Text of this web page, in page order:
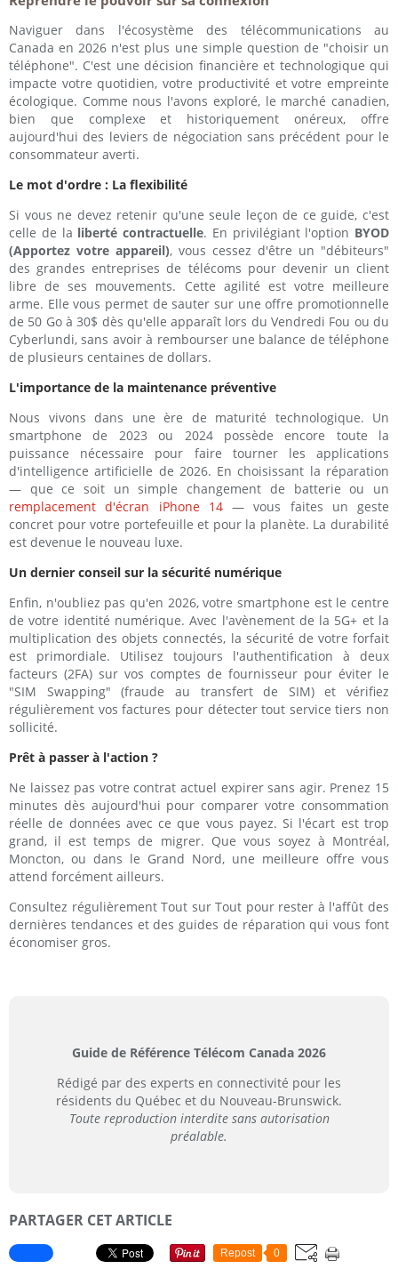
Naviguer dans l'écosystème des télécommunications au
Canada en 2026 n'est plus une simple question de "choisir un
téléphone". C'est une décision financière et technologique qui
impacte votre quotidien, votre productivité et votre empreinte
écologique. Comme nous l'avons exploré, le marché canadien,
bien que complexe et historiquement onéreux, offre
aujourd'hui des leviers de négociation sans précédent pour le
consommateur averti.
Le mot d'ordre : La flexibilité
Si vous ne devez retenir qu'une seule leçon de ce guide, c'est
celle de la liberté contractuelle. En privilégiant l'option BYOD
(Apportez votre appareil), vous cessez d'être un "débiteurs"
des grandes entreprises de télécoms pour devenir un client
libre de ses mouvements. Cette agilité est votre meilleure
arme. Elle vous permet de sauter sur une offre promotionnelle
de 50 Go à 30$ dès qu'elle apparaît lors du Vendredi Fou ou du
Cyberlundi, sans avoir à rembourser une balance de téléphone
de plusieurs centaines de dollars.
L'importance de la maintenance préventive
Nous vivons dans une ère de maturité technologique. Un
smartphone de 2023 ou 2024 possède encore toute la
puissance nécessaire pour faire tourner les applications
d'intelligence artificielle de 2026. En choisissant la réparation
— que ce soit un simple changement de batterie ou un
remplacement d'écran iPhone 14— vous faites un geste
concret pour votre portefeuille et pour la planète. La durabilité
est devenue le nouveau luxe.
Un dernier conseil sur la sécurité numérique
Enfin, n'oubliez pas qu'en 2026, votre smartphone est le centre
de votre identité numérique. Avec l'avènement de la 5G+ et la
multiplication des objets connectés, la sécurité de votre forfait
est primordiale. Utilisez toujours l'authentification à deux
facteurs (2FA) sur vos comptes de fournisseur pour éviter le
"SIM Swapping" (fraude au transfert de SIM) et vérifiez
régulièrement vos factures pour détecter tout service tiers non
sollicité.
Prêt à passer à l'action ?
Ne laissez pas votre contrat actuel expirer sans agir. Prenez 15
minutes dès aujourd'hui pour comparer votre consommation
réelle de données avec ce que vous payez. Si l'écart est trop
grand, il est temps de migrer. Que vous soyez à Montréal,
Moncton, ou dans le Grand Nord, une meilleure offre vous
attend forcément ailleurs.
Consultez régulièrement Tout sur Tout pour rester à l'affût des
dernières tendances et des guides de réparation qui vous font
économiser gros.
Guide de Référence Télécom Canada 2026
Rédigé par des experts en connectivité pour les
résidents du Québec et du Nouveau-Brunswick.
Toute reproduction interdite sans autorisation
préalable.
PARTAGER CET ARTICLE
Repost 0